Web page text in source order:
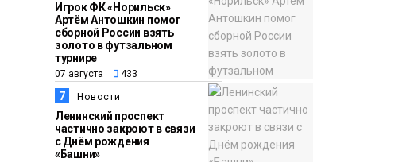
Игрок ФК «Норильск»
Артём Антошкин помог
сборной России взять
золото в футзальном
турнире
07 августа 433
7 Новости
Ленинский проспект
частично закроют в связи
с Днём рождения
«Башни»